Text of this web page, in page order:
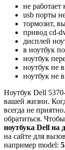
не работает
usb порты
тормозит,
привод cd-
дисплей
в ноутбук
ноутбук
ноутбук не
ноутбук не
Ноутбук Dell
вашей жизни.
всегда не
обратиться.
ноутбука Dell на
на сайте для
например model: